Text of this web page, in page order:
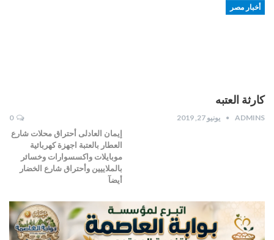
أخبار مصر
كارثة العتبه
ADMINS يونيو 27, 2019 0
إيمان العادلى أحتراق محلات شارع
العطار بالعتبة ️اجهزة كهربائية
موبايلات واكسسوارات وخسائر
بالملاييين وأحتراق شارع الخضار
أيضآ